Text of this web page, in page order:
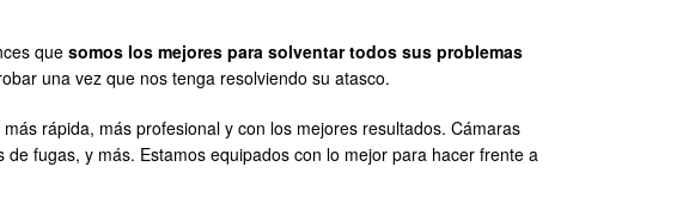
que somos los mejores para solventar todos sus problemas
una vez que nos tenga resolviendo su atasco.
rápida, más profesional y con los mejores resultados. Cámaras
fugas, y más. Estamos equipados con lo mejor para hacer frente a